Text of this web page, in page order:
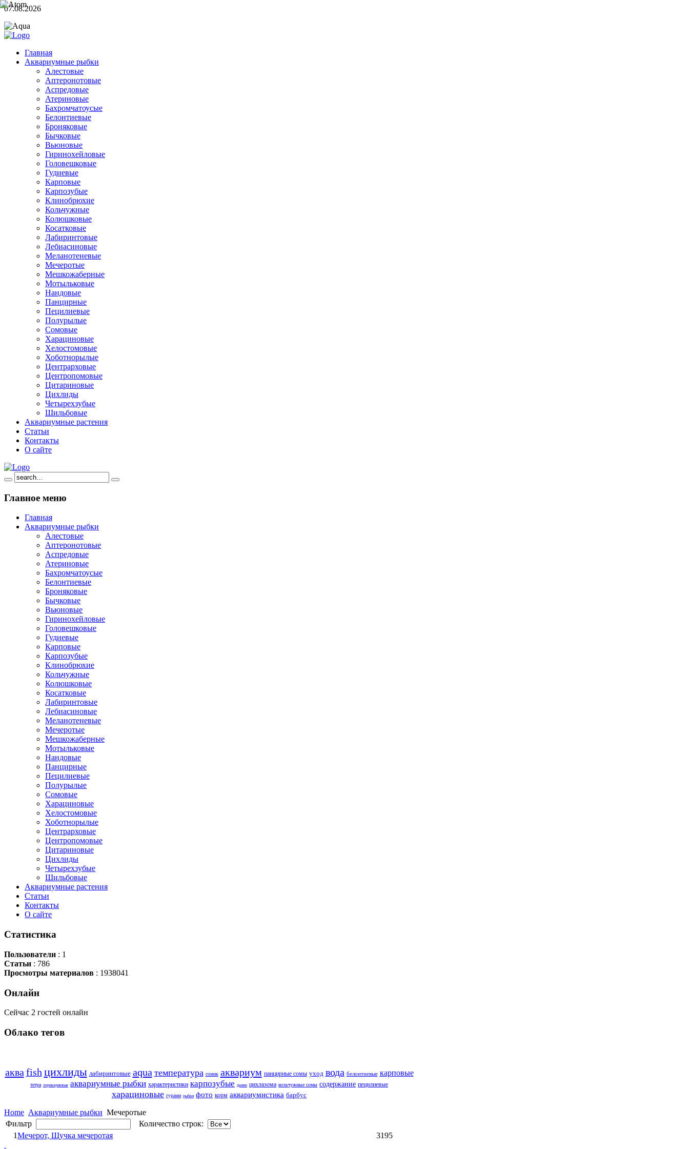
07.08.2026
Главная
Аквариумные рыбки
Алестовые
Аптеронотовые
Аспредовые
Атериновые
Бахромчатоусые
Белонтиевые
Броняковые
Бычковые
Вьюновые
Гиринохейловые
Головешковые
Гудиевые
Карповые
Карпозубые
Клинобрюхие
Кольчужные
Колюшковые
Косатковые
Лабиринтовые
Лебиасиновые
Меланотеневые
Мечеротые
Мешкожаберные
Мотыльковые
Нандовые
Панцирные
Пецилиевые
Полурылые
Сомовые
Харациновые
Хелостомовые
Хоботнорылые
Центрарховые
Центропомовые
Цитариновые
Цихлиды
Четырехзубые
Шильбовые
Аквариумные растения
Статьи
Контакты
О сайте
Главное меню
Главная
Аквариумные рыбки
Алестовые
Аптеронотовые
Аспредовые
Атериновые
Бахромчатоусые
Белонтиевые
Броняковые
Бычковые
Вьюновые
Гиринохейловые
Головешковые
Гудиевые
Карповые
Карпозубые
Клинобрюхие
Кольчужные
Колюшковые
Косатковые
Лабиринтовые
Лебиасиновые
Меланотеневые
Мечеротые
Мешкожаберные
Мотыльковые
Нандовые
Панцирные
Пецилиевые
Полурылые
Сомовые
Харациновые
Хелостомовые
Хоботнорылые
Центрарховые
Центропомовые
Цитариновые
Цихлиды
Четырехзубые
Шильбовые
Аквариумные растения
Статьи
Контакты
О сайте
Статистика
Пользователи : 1
Статьи : 786
Просмотры материалов : 1938041
Онлайн
Сейчас 2 гостей онлайн
Облако тегов
аква fish цихлиды лабиринтовые aqua температура сомик аквариум панцирные сомы уход вода белонтиевые карповые
тетра лорикариевые аквариумные рыбки характеристики карпозубые данио цихлазома кольчужные сомы содержание пецилиевые
харациновые гурами рыбки фото корм аквариумистика барбус
Home Аквариумные рыбки Мечеротые
Фильтр
Количество строк:
1Мечерот, Щучка мечеротая 3195